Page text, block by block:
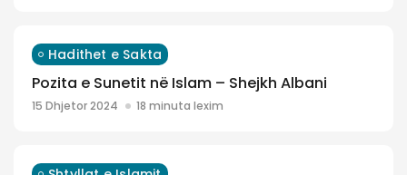
Hadithet e Sakta
Pozita e Sunetit në Islam – Shejkh Albani
15 Dhjetor 2024 18 minuta lexim